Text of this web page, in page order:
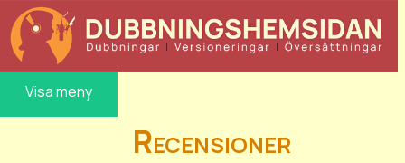
Visa meny
Recensioner